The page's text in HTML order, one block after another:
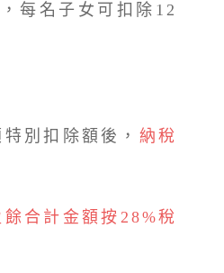
，每名子女可扣除12
別扣除額後， 納稅
餘合計金額按28%稅